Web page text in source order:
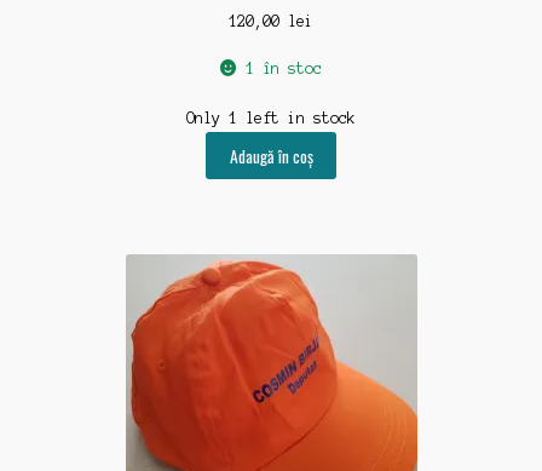
120,00 lei
1 în stoc
Only 1 left in stock
Adaugă în coș